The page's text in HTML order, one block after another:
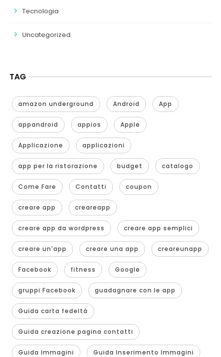
Tecnologia
Uncategorized
TAG
amazon underground Android App
appandroid appios Apple
Applicazione applicazioni
app per la ristorazione budget catalogo
Come Fare Contatti coupon
creare app creareapp
creare app da wordpress creare app semplici
creare un'app creare una app creareunapp
Facebook fitness Google
gruppi Facebook guadagnare con le app
Guida carta fedeltà
Guida creazione pagina contatti
Guida Immagini Guida Inserimento Immagini